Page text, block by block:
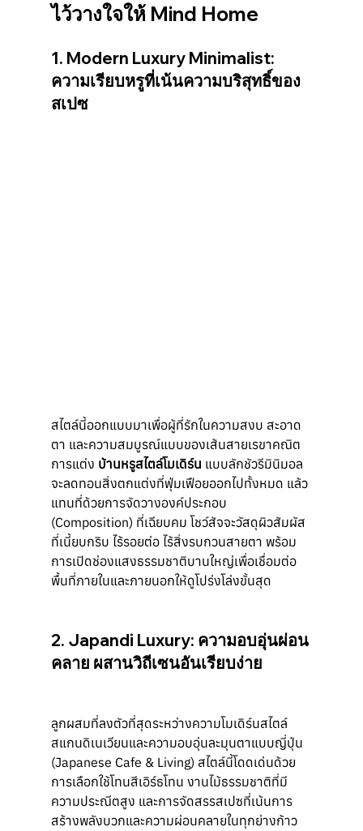
ไว้วางใจให้ Mind Home
1. Modern Luxury Minimalist:
ความเรียบหรูที่เน้นความบริสุทธิ์ของ
สเปซ
สไตล์นี้ออกแบบมาเพื่อผู้ที่รักในความสงบ สะอาด
ตา และความสมบูรณ์แบบของเส้นสายเรขาคณิต
การแต่ง บ้านหรูสไตล์โมเดิร์น แบบลักชัวรีมินิมอล
จะลดทอนสิ่งตกแต่งที่ฟุ่มเฟือยออกไปทั้งหมด แล้ว
แทนที่ด้วยการจัดวางองค์ประกอบ
(Composition) ที่เฉียบคม โชว์สัจจะวัสดุผิวสัมผัส
ที่เนี้ยบกริบ ไร้รอยต่อ ไร้สิ่งรบกวนสายตา พร้อม
การเปิดช่องแสงธรรมชาติบานใหญ่เพื่อเชื่อมต่อ
พื้นที่ภายในและภายนอกให้ดูโปร่งโล่งขั้นสุด
2. Japandi Luxury: ความอบอุ่นผ่อน
คลาย ผสานวิถีเซนอันเรียบง่าย
ลูกผสมที่ลงตัวที่สุดระหว่างความโมเดิร์นสไตล์
สแกนดิเนเวียนและความอบอุ่นละมุนตาแบบญี่ปุ่น
(Japanese Cafe & Living) สไตล์นี้โดดเด่นด้วย
การเลือกใช้โทนสีเอิร์ธโทน งานไม้ธรรมชาติที่มี
ความประณีตสูง และการจัดสรรสเปซที่เน้นการ
สร้างพลังบวกและความผ่อนคลายในทุกย่างก้าว